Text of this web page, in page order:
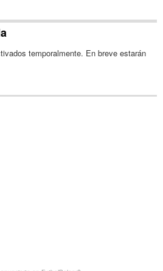
temporalmente. En breve estarán